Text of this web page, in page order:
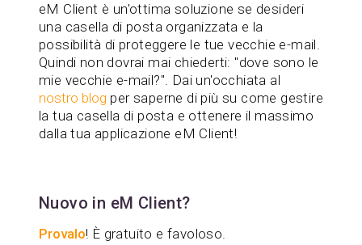
eM Client è un'ottima soluzione se desideri
una casella di posta organizzata e la
possibilità di proteggere le tue vecchie e-mail.
Quindi non dovrai mai chiederti: "dove sono le
mie vecchie e-mail?". Dai un'occhiata al
nostro blog per saperne di più su come gestire
la tua casella di posta e ottenere il massimo
dalla tua applicazione eM Client!
Nuovo in eM Client?
Provalo! È gratuito e favoloso.